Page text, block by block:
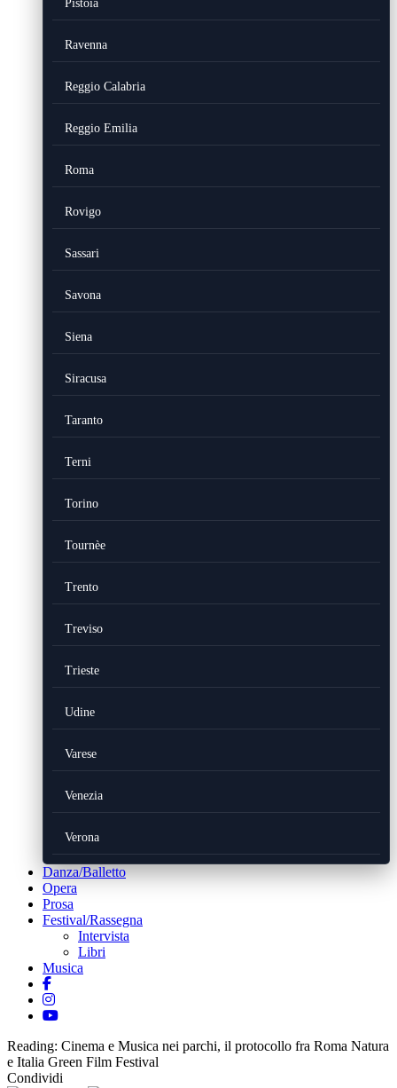
Pistoia
Ravenna
Reggio Calabria
Reggio Emilia
Roma
Rovigo
Sassari
Savona
Siena
Siracusa
Taranto
Terni
Torino
Tournèe
Trento
Treviso
Trieste
Udine
Varese
Venezia
Verona
Danza/Balletto
Opera
Prosa
Festival/Rassegna
Intervista
Libri
Musica
Reading: Cinema e Musica nei parchi, il protocollo fra Roma Natura
e Italia Green Film Festival
Condividi